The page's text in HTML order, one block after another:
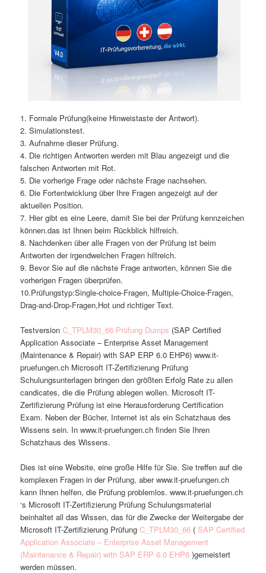
1. Formale Prüfung(keine Hinweistaste der Antwort).
2. Simulationstest.
3. Aufnahme dieser Prüfung.
4. Die richtigen Antworten werden mit Blau angezeigt und die
falschen Antworten mit Rot.
5. Die vorherige Frage oder nächste Frage nachsehen.
6. Die Fortentwicklung über Ihre Fragen angezeigt auf der
aktuellen Position.
7. Hier gibt es eine Leere, damit Sie bei der Prüfung kennzeichen
können.das ist Ihnen beim Rückblick hilfreich.
8. Nachdenken über alle Fragen von der Prüfung ist beim
Antworten der irgendwelchen Fragen hilfreich.
9. Bevor Sie auf die nächste Frage antworten, können Sie die
vorherigen Fragen überprüfen.
10.Prüfungstyp:Single-choice-Fragen, Multiple-Choice-Fragen,
Drag-and-Drop-Fragen,Hot und richtiger Text.
TestversionC_TPLM30_66 Prüfung Dumps (SAP Certified
Application Associate – Enterprise Asset Management
(Maintenance & Repair) with SAP ERP 6.0 EHP6) www.it-
pruefungen.ch Microsoft IT-Zertifizierung Prüfung
Schulungsunterlagen bringen den größten Erfolg Rate zu allen
candicates, die die Prüfung ablegen wollen. Microsoft IT-
Zertifizierung Prüfung ist eine Herausforderung Certification
Exam. Neben der Bücher, Internet ist als ein Schatzhaus des
Wissens sein. In www.it-pruefungen.ch finden Sie Ihren
Schatzhaus des Wissens.
Dies ist eine Website, eine große Hilfe für Sie. Sie treffen auf die
komplexen Fragen in der Prüfung, aber www.it-pruefungen.ch
kann Ihnen helfen, die Prüfung problemlos. www.it-pruefungen.ch
‘s Microsoft IT-Zertifizierung Prüfung Schulungsmaterial
beinhaltet all das Wissen, das für die Zwecke der Weitergabe der
Microsoft IT-Zertifizierung PrüfungC_TPLM30_66 ( SAP Certified
Application Associate – Enterprise Asset Management
(Maintenance & Repair) with SAP ERP 6.0 EHP6 )gemeistert
werden müssen.